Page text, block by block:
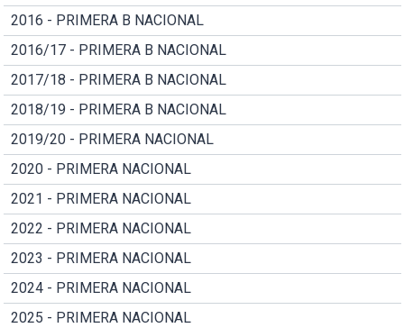
2016 - PRIMERA B NACIONAL
2016/17 - PRIMERA B NACIONAL
2017/18 - PRIMERA B NACIONAL
2018/19 - PRIMERA B NACIONAL
2019/20 - PRIMERA NACIONAL
2020 - PRIMERA NACIONAL
2021 - PRIMERA NACIONAL
2022 - PRIMERA NACIONAL
2023 - PRIMERA NACIONAL
2024 - PRIMERA NACIONAL
2025 - PRIMERA NACIONAL